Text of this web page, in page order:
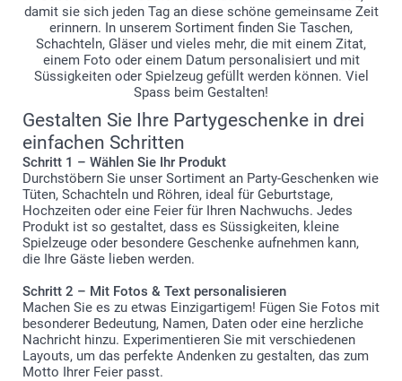
damit sie sich jeden Tag an diese schöne gemeinsame Zeit
erinnern. In unserem Sortiment finden Sie Taschen,
Schachteln, Gläser und vieles mehr, die mit einem Zitat,
einem Foto oder einem Datum personalisiert und mit
Süssigkeiten oder Spielzeug gefüllt werden können. Viel
Spass beim Gestalten!
Gestalten Sie Ihre Partygeschenke in drei
einfachen Schritten
Schritt 1 – Wählen Sie Ihr Produkt
Durchstöbern Sie unser Sortiment an Party-Geschenken wie
Tüten, Schachteln und Röhren, ideal für Geburtstage,
Hochzeiten oder eine Feier für Ihren Nachwuchs. Jedes
Produkt ist so gestaltet, dass es Süssigkeiten, kleine
Spielzeuge oder besondere Geschenke aufnehmen kann,
die Ihre Gäste lieben werden.
Schritt 2 – Mit Fotos & Text personalisieren
Machen Sie es zu etwas Einzigartigem! Fügen Sie Fotos mit
besonderer Bedeutung, Namen, Daten oder eine herzliche
Nachricht hinzu. Experimentieren Sie mit verschiedenen
Layouts, um das perfekte Andenken zu gestalten, das zum
Motto Ihrer Feier passt.